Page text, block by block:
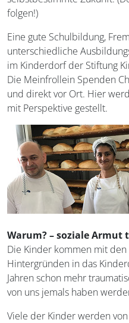
folgen!)
Eine gute Schulbildung,
unterschiedliche
im Kinderdorf der Stiftung
Die Meinfrollein Spenden
und direkt vor Ort. Hier
mit Perspektive gestellt.
Warum? – soziale
Die Kinder kommen mit
Hintergründen in das
Jahren schon mehr
von uns jemals haben
Viele der Kinder werden